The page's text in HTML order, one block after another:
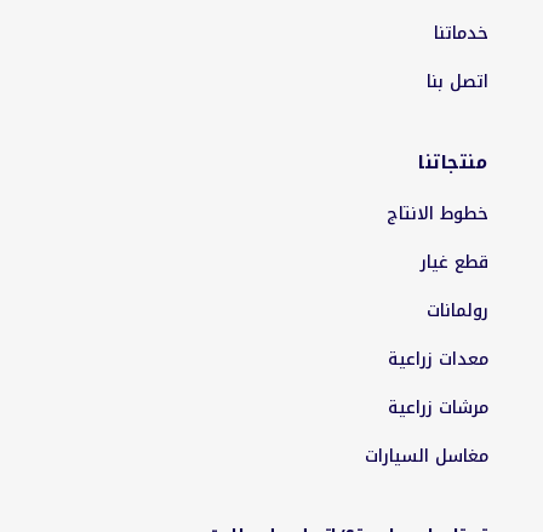
خدماتنا
اتصل بنا
منتجاتنا
خطوط الانتاج
قطع غيار
رولمانات
معدات زراعية
مرشات زراعية
مغاسل السيارات